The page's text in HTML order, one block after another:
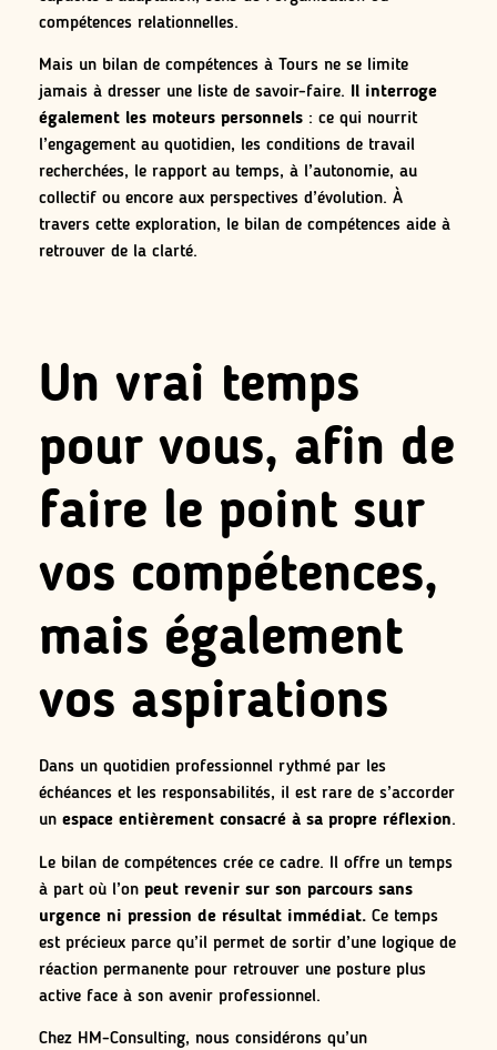
compétences relationnelles.
Mais un bilan de compétences à Tours ne se limite
jamais à dresser une liste de savoir-faire. Il interroge
également les moteurs personnels : ce qui nourrit
l’engagement au quotidien, les conditions de travail
recherchées, le rapport au temps, à l’autonomie, au
collectif ou encore aux perspectives d’évolution. À
travers cette exploration, le bilan de compétences aide à
retrouver de la clarté.
Un vrai temps
pour vous, afin de
faire le point sur
vos compétences,
mais également
vos aspirations
Dans un quotidien professionnel rythmé par les
échéances et les responsabilités, il est rare de s’accorder
un espace entièrement consacré à sa propre réflexion.
Le bilan de compétences crée ce cadre. Il offre un temps
à part où l’on peut revenir sur son parcours sans
urgence ni pression de résultat immédiat. Ce temps
est précieux parce qu’il permet de sortir d’une logique de
réaction permanente pour retrouver une posture plus
active face à son avenir professionnel.
Chez HM-Consulting, nous considérons qu’un